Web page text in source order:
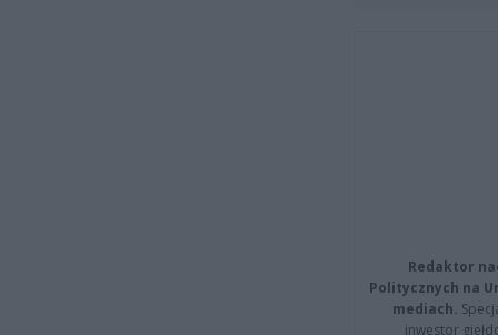
Redaktor
Politycznych na
mediach.
inwestor